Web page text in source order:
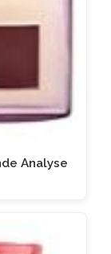
Analyse